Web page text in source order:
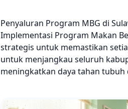
Penyaluran Program MBG di
Implementasi Program Makan
strategis untuk memastikan
untuk menjangkau seluruh
meningkatkan daya tahan